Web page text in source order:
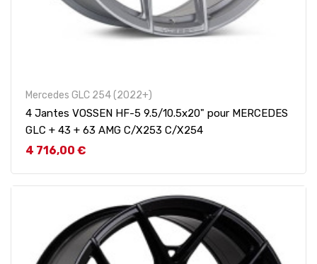
Mercedes GLC 254 (2022+)
4 Jantes VOSSEN HF-5 9.5/10.5x20" pour MERCEDES
GLC + 43 + 63 AMG C/X253 C/X254
Prix
4 716,00 €